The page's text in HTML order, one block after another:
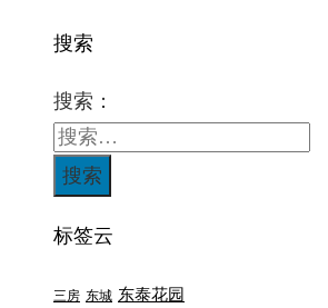
搜索
搜索：
标签云
三房 东城 东泰花园